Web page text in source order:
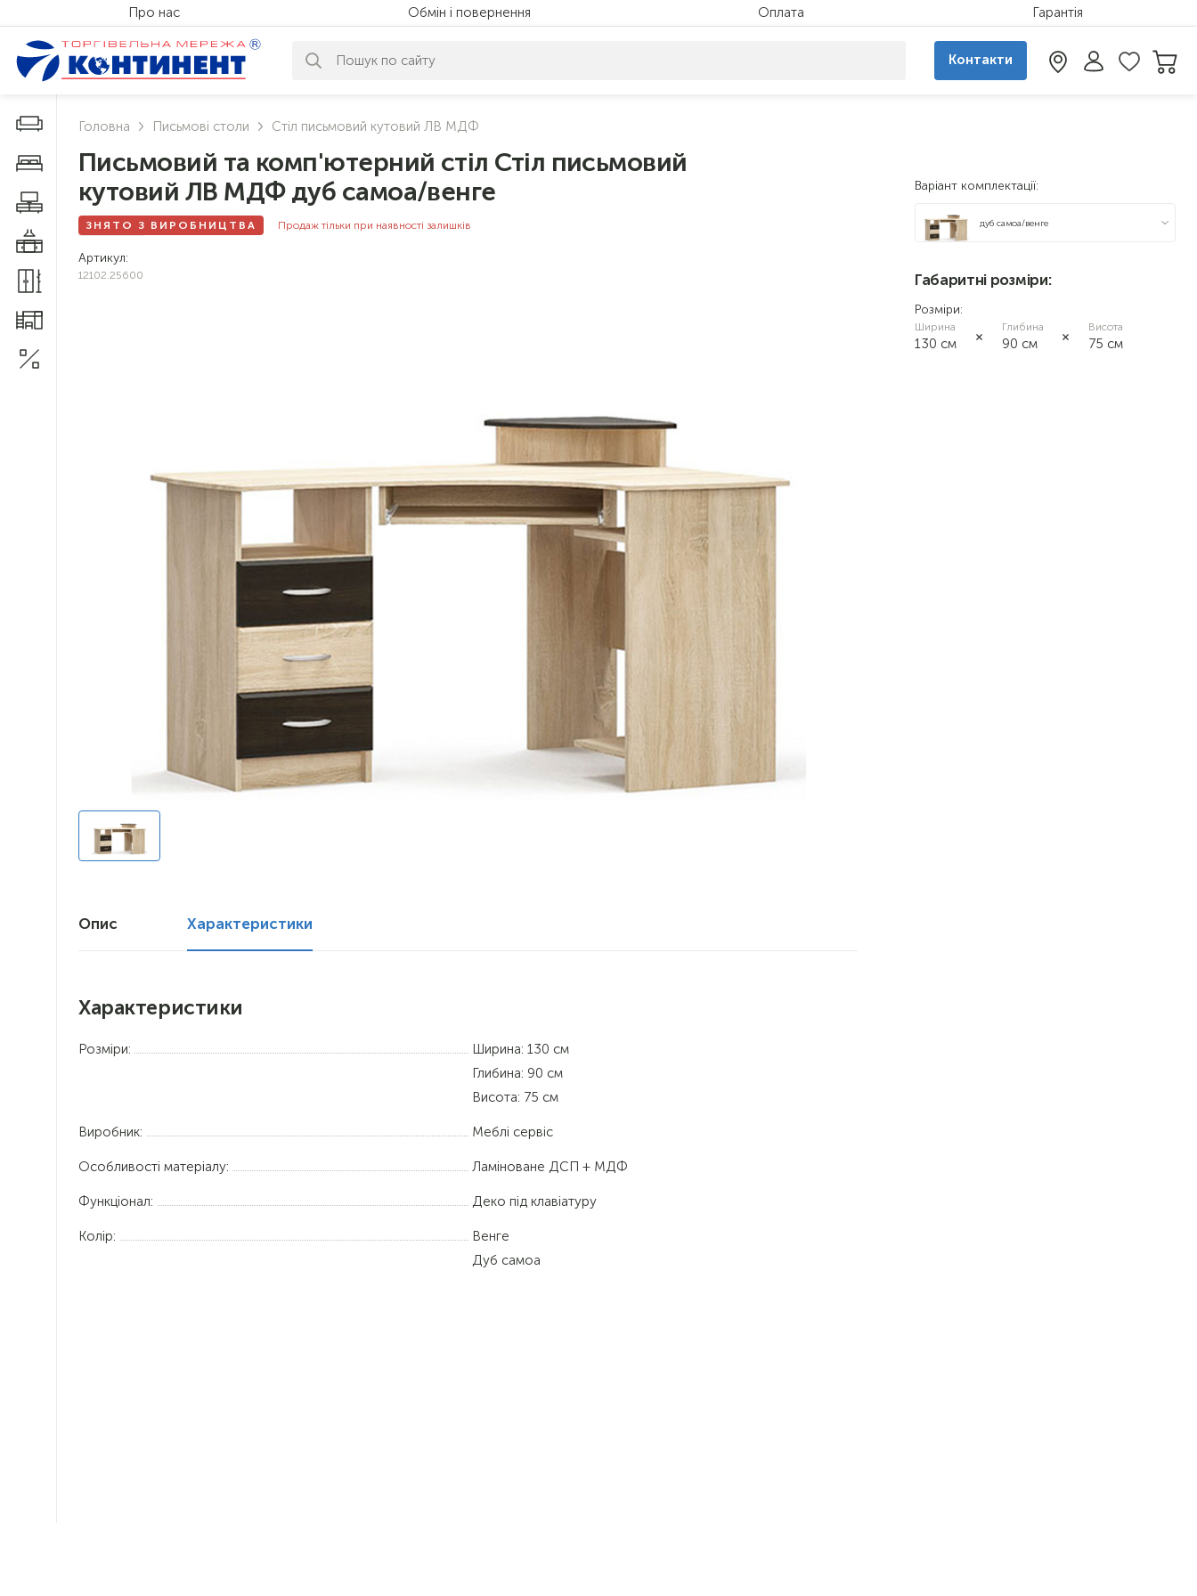
Про нас Обмін і повернення Оплата Гарантія
Контакти
Дивани і крісла
Меблі у спальню
Меблі у вітальню
Меблі у прихожу
Головна Письмові столи Стіл письмовий кутовий ЛВ МДФ
Письмовий та комп'ютерний стіл Стіл письмовий
кутовий ЛВ МДФ дуб самоа/венге
ЗНЯТО З ВИРОБНИЦТВА Продаж тільки при наявності залишків
Артикул:
12102.25600
Опис Характеристики
Характеристики
Розміри:
Ширина: 130 см
Глибина: 90 см
Висота: 75 см
Виробник: Меблі сервіс
Особливості матеріалу: Ламіноване ДСП + МДФ
Функціонал: Деко під клавіатуру
Колір:
Венге
Дуб самоа
Варіант комплектації:
дуб самоа/венге
Габаритні розміри:
Розміри:
Ширина
130 см
Глибина
90 см
Висота
75 см